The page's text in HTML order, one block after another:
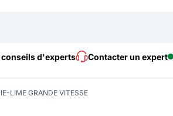
conseils d'experts Contacter un expert
LIME GRANDE VITESSE